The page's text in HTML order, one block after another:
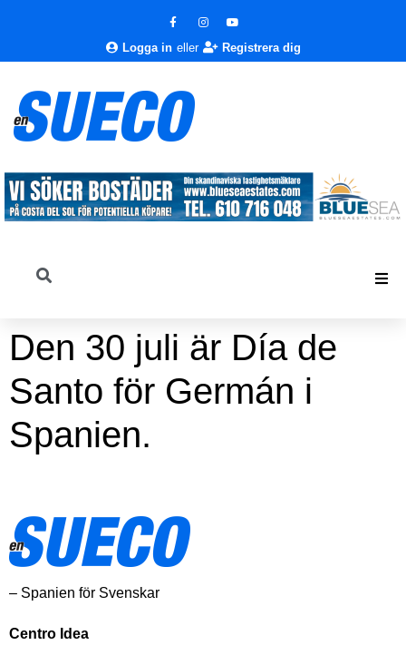
Logga in eller Registrera dig
Den 30 juli är Día de
Santo för Germán i
Spanien.
– Spanien för Svenskar
Centro Idea